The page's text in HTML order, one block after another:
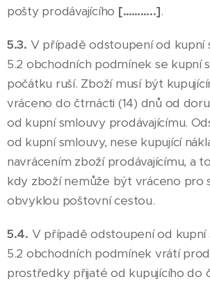
pošty prodávajícího [………..].
5.3. V případě odstoupení od kupní
5.2 obchodních podmínek se kupní
počátku ruší. Zboží musí být
vráceno do čtrnácti (14) dnů od
od kupní smlouvy prodávajícímu.
od kupní smlouvy, nese kupující
navrácením zboží prodávajícímu, a
kdy zboží nemůže být vráceno pro
obvyklou poštovní cestou.
5.4. V případě odstoupení od kupní
5.2 obchodních podmínek vrátí
prostředky přijaté od kupujícího do